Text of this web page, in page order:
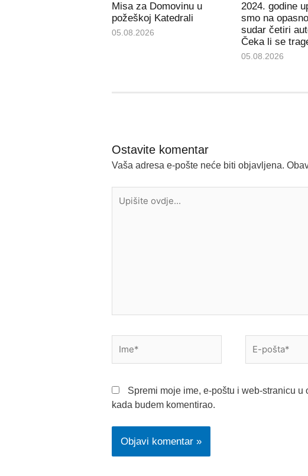
Misa za Domovinu u
požeškoj Katedrali
05.08.2026
2024. godine
smo na
sudar četiri
Čeka li se
05.08.2026
Ostavite komentar
Vaša adresa e-pošte neće biti objavljena.
ovdje...
pošta*
Spremi moje ime, e-poštu i web-stranicu
kada budem komentirao.